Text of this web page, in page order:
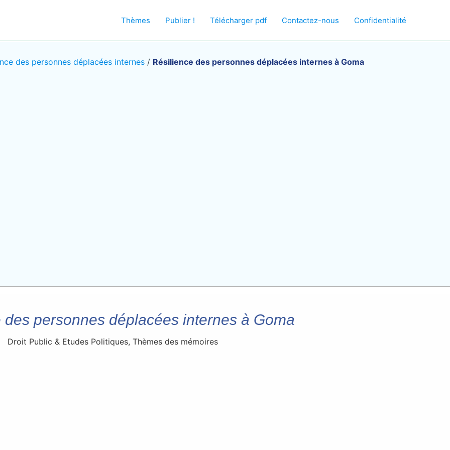
Thèmes Publier ! Télécharger pdf Contactez-nous Confidentialité
des personnes déplacées internes / Résilience des personnes déplacées internes à Goma
des personnes déplacées internes à Goma
Droit Public & Etudes Politiques, Thèmes des mémoires